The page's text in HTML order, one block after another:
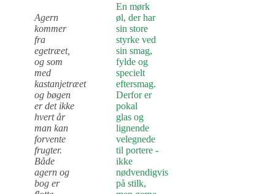
Agern
kommer
fra
egetræet,
og som
med
kastanjetræet
og bøgen
er det ikke
hvert år
man kan
forvente
frugter.
Både
agern og
bog er
En mørk
øl, der har
sin store
styrke ved
sin smag,
fylde og
specielt
eftersmag.
Derfor er
pokal
glas og
lignende
velegnede
til portere -
ikke
nødvendigvis
på stilk,